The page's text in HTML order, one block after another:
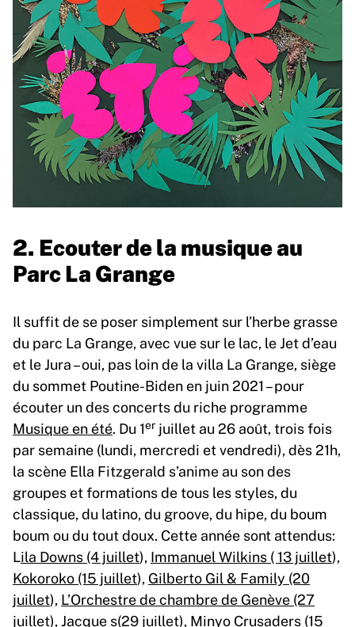
2. Ecouter de la musique au
Parc La Grange
Il suffit de se poser simplement sur l’herbe grasse
du parc La Grange, avec vue sur le lac, le Jet d’eau
et le Jura – oui, pas loin de la villa La Grange, siège
du sommet Poutine-Biden en juin 2021 – pour
écouter un des concerts du riche programme
Musique en été. Du 1er juillet au 26 août, trois fois
par semaine (lundi, mercredi et vendredi), dès 21h,
la scène Ella Fitzgerald s’anime au son des
groupes et formations de tous les styles, du
classique, du latino, du groove, du hipe, du boum
boum ou du tout doux. Cette année sont attendus:
Lila Downs (4 juillet), Immanuel Wilkins ( 13 juillet),
Kokoroko (15 juillet), Gilberto Gil & Family (20
juillet), L’Orchestre de chambre de Genève (27
juillet),Jacque s(29 juillet), Minyo Crusaders (15